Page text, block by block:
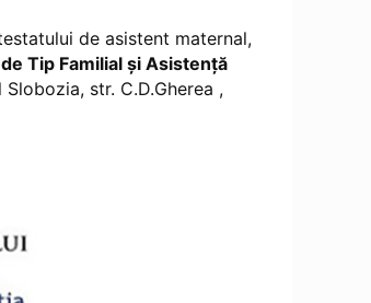
de asistent maternal,
Tip Familial și Asistență
str. C.D.Gherea ,